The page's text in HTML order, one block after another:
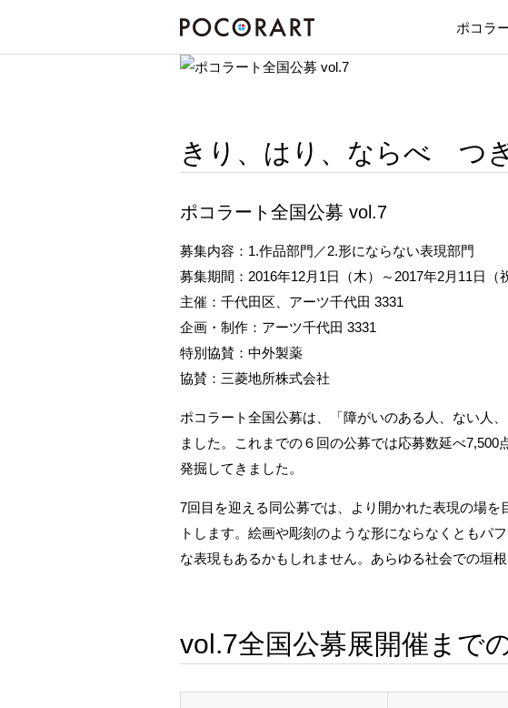
ポコラ
きり、はり、ならべ つ
ポコラート全国公募 vol.7
募集内容：1.作品部門／2.形にならない表現部門
募集期間：2016年12月1日（木）～2017年2月11日
主催：千代田区、アーツ千代田 3331
企画・制作：アーツ千代田 3331
特別協賛：中外製薬
協賛：三菱地所株式会社
ポコラート全国公募は、「障がいのある人、ない人
ました。これまでの６回の公募では応募数延べ
発掘してきました。
7回目を迎える同公募では、より開かれた表現の場
トします。絵画や彫刻のような形にならなくともパ
な表現もあるかもしれません。あらゆる社会での垣
vol.7全国公募展開催まで